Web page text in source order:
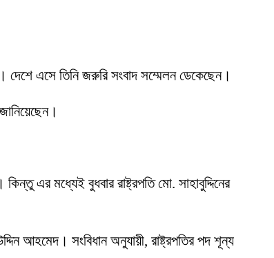
দেশে এসে তিনি জরুরি সংবাদ সম্মেলন ডেকেছেন।
এর মধ্যেই বুধবার রাষ্ট্রপতি মো. সাহাবুদ্দিনের
আহমেদ। সংবিধান অনুযায়ী, রাষ্ট্রপতির পদ শূন্য